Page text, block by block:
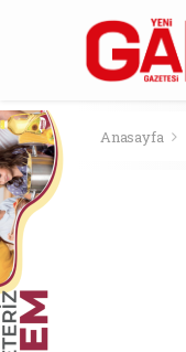
Anasayfa